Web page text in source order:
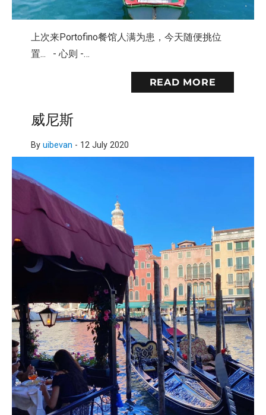
上次来Portofino餐馆人满为患，今天随便挑位
置... - 心则 -…
READ MORE
威尼斯
By uibevan - 12 July 2020